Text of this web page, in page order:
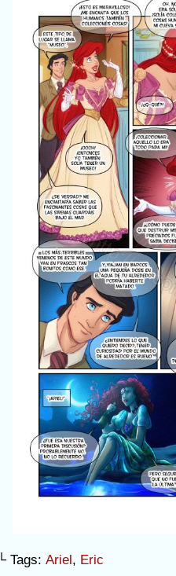
└ Tags: Ariel , Eric